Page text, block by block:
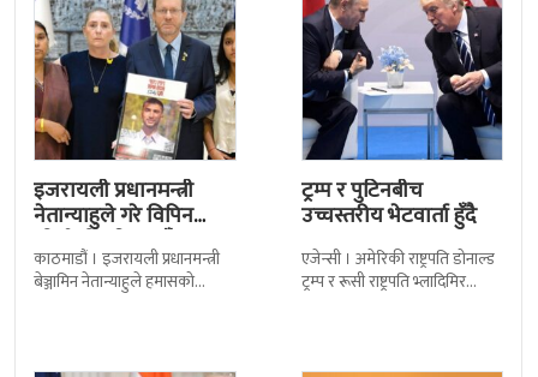
इजरायली प्रधानमन्त्री
नेतान्याहुले गरे विपिन
जोशीको परिवारसँग
भेटघाट
काठमाडौं । इजरायली प्रधानमन्त्री
बेञ्जामिन नेतान्याहुले हमासको
ट्रम्प र पुटिनबीच
उच्चस्तरीय भेटवार्ता हुँदै
एजेन्सी । अमेरिकी राष्ट्रपति डोनाल्ड
ट्रम्प र रूसी राष्ट्रपति भ्लादिमिर